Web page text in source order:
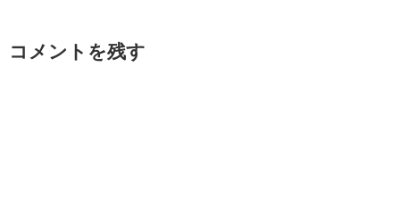
コメントを残す